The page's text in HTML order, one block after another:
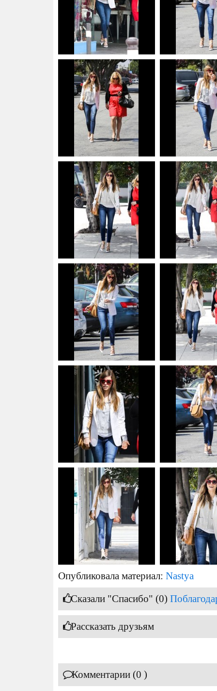
Опубликовала материал: Nastya
Сказали "Спасибо" (0)
Рассказать друзьям
Комментарии (0 )